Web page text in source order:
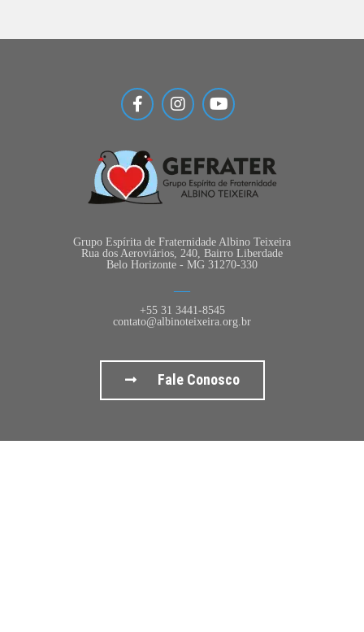
Grupo Espírita de Fraternidade Albino Teixeira
Rua dos Aeroviários, 240, Bairro Liberdade
Belo Horizonte - MG 31270-330
+55 31 3441-8545
contato@albinoteixeira.org.br
Fale Conosco